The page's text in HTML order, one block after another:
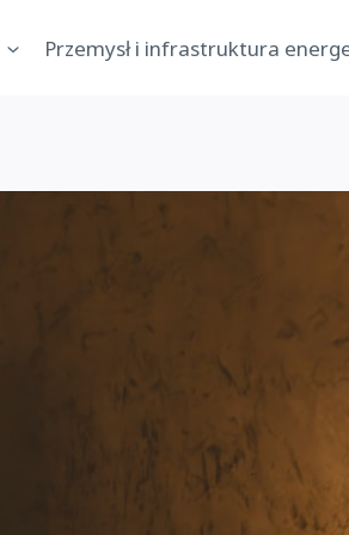
Przemysł i infrastruktura